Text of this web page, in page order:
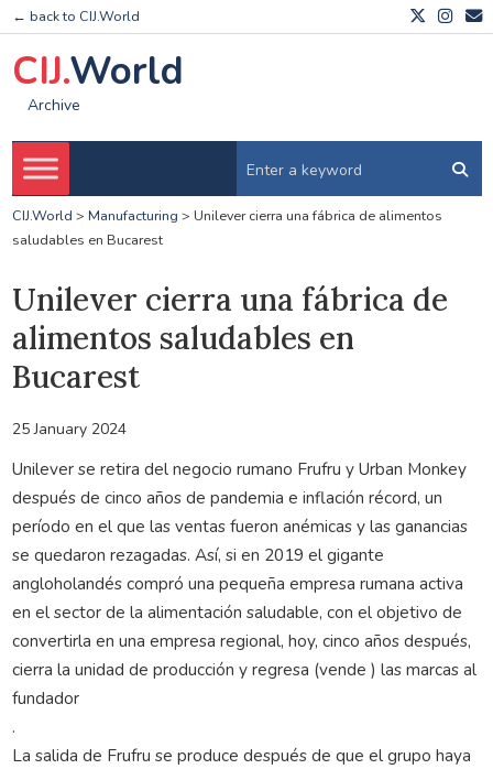
← back to CIJ.World
CIJ.World
Archive
CIJ.World > Manufacturing > Unilever cierra una fábrica de alimentos
saludables en Bucarest
Unilever cierra una fábrica de
alimentos saludables en
Bucarest
25 January 2024
Unilever se retira del negocio rumano Frufru y Urban Monkey
después de cinco años de pandemia e inflación récord, un
período en el que las ventas fueron anémicas y las ganancias
se quedaron rezagadas. Así, si en 2019 el gigante
angloholandés compró una pequeña empresa rumana activa
en el sector de la alimentación saludable, con el objetivo de
convertirla en una empresa regional, hoy, cinco años después,
cierra la unidad de producción y regresa (vende ) las marcas al
fundador
.
La salida de Frufru se produce después de que el grupo haya